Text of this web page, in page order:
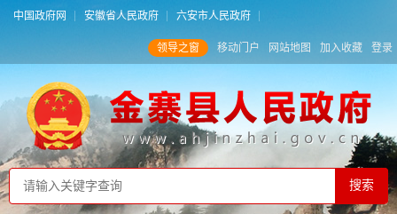
中国政府网 安徽省人民政府 六安市人民政府
领导之窗 移动门户 网站地图 加入收藏 登录